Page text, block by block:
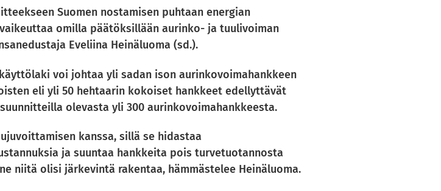
Suomen nostamisen puhtaan energian
omilla päätöksillään aurinko- ja tuulivoiman
Eveliina Heinäluoma (sd.).
voi johtaa yli sadan ison aurinkovoimahankkeen
eli yli 50 hehtaarin kokoiset hankkeet edellyttävät
olevasta yli 300 aurinkovoimahankkeesta.
kanssa, sillä se hidastaa
ja suuntaa hankkeita pois turvetuotannosta
niitä olisi järkevintä rakentaa, hämmästelee Heinäluoma.